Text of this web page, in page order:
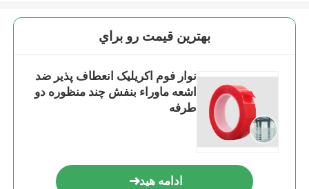
بهترين قيمت رو براي
نوار فوم اکریلیک انعطاف پذیر ضد
اشعه ماوراء بنفش چند منظوره دو
طرفه
ادامه هید